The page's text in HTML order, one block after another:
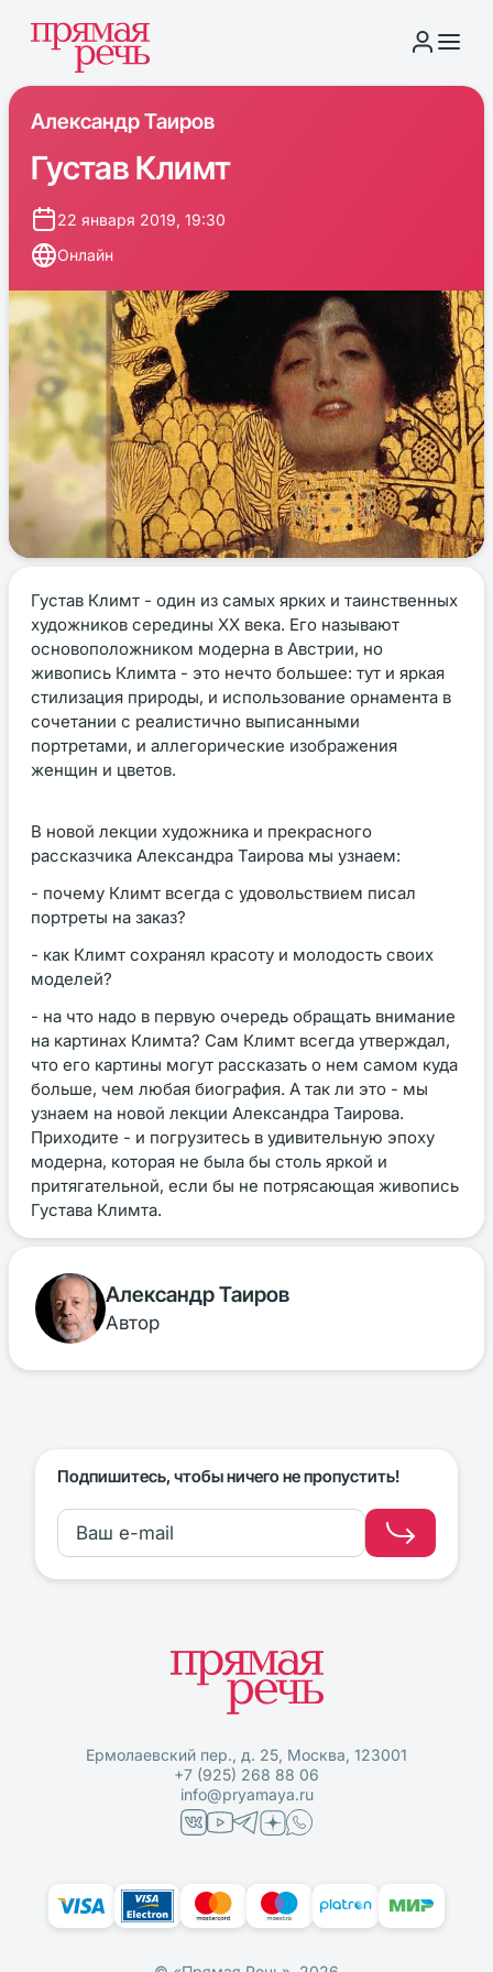
Александр Таиров
Густав Климт
22 января 2019, 19:30
Онлайн
Густав Климт - один из самых ярких и таинственных
художников середины ХХ века. Его называют
основоположником модерна в Австрии, но
живопись Климта - это нечто большее: тут и яркая
стилизация природы, и использование орнамента в
сочетании с реалистично выписанными
портретами, и аллегорические изображения
женщин и цветов.
В новой лекции художника и прекрасного
рассказчика Александра Таирова мы узнаем:
- почему Климт всегда с удовольствием писал
портреты на заказ?
- как Климт сохранял красоту и молодость своих
моделей?
- на что надо в первую очередь обращать внимание
на картинах Климта? Сам Климт всегда утверждал,
что его картины могут рассказать о нем самом куда
больше, чем любая биография. А так ли это - мы
узнаем на новой лекции Александра Таирова.
Приходите - и погрузитесь в удивительную эпоху
модерна, которая не была бы столь яркой и
притягательной, если бы не потрясающая живопись
Густава Климта.
Александр Таиров
Автор
Подпишитесь, чтобы ничего не пропустить!
Ермолаевский пер., д. 25, Москва, 123001
+7 (925) 268 88 06
info@pryamaya.ru